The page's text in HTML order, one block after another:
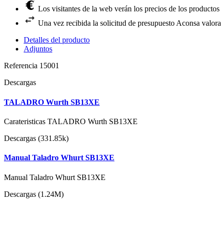
Los visitantes de la web verán los precios de los
Una vez recibida la solicitud de presupuesto Aconsa
Detalles del producto
Adjuntos
Referencia 15001
Descargas
TALADRO Wurth SB13XE
Carateristicas TALADRO Wurth SB13XE
Descargas (331.85k)
Manual Taladro Whurt SB13XE
Manual Taladro Whurt SB13XE
Descargas (1.24M)